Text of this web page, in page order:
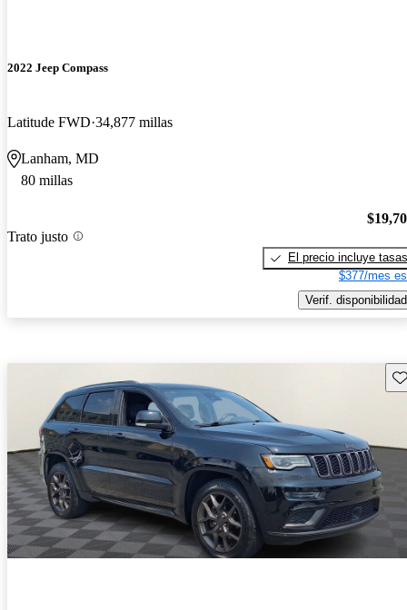
2022 Jeep Compass
Latitude FWD 34,877 millas
Lanham, MD
80 millas
Trato justo
El precio incluye tasas
$377/mes
Verif. disponibilidad